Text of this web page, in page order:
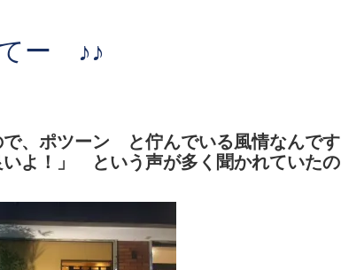
ー ♪♪
、ポツーン と佇んでいる風情なんです
よ！」 という声が多く聞かれていたの